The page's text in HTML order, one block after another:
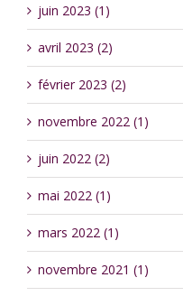
juin 2023 (1)
avril 2023 (2)
février 2023 (2)
novembre 2022 (1)
juin 2022 (2)
mai 2022 (1)
mars 2022 (1)
novembre 2021 (1)